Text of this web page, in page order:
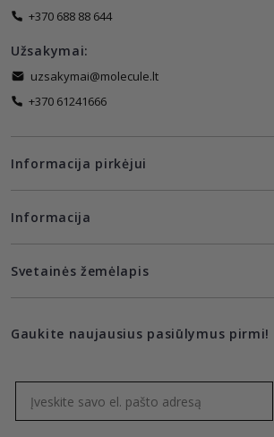
+370 688 88 644
Užsakymai:
uzsakymai@molecule.lt
+370 61241666
Informacija pirkėjui
Informacija
Svetainės žemėlapis
Gaukite naujausius pasiūlymus pirmi!